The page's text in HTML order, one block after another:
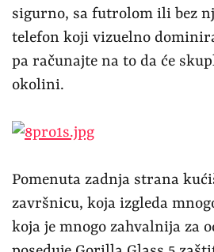
sigurno, sa futrolom ili bez
telefon koji vizuelno
pa računajte na to da će
okolini.
Pomenuta zadnja strana
završnicu, koja izgleda
koja je mnogo zahvalnija za